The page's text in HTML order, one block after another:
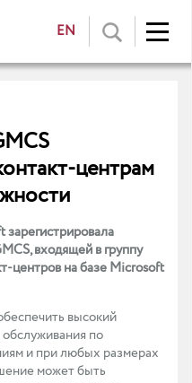
EN
центрам
входящей в группу
центров на базе Microsoft
высокий
по
и при любых размерах
может быть